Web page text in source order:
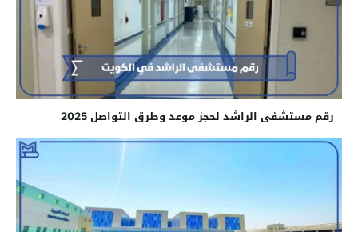
رقم مستشفى الراشد لحجز موعد وطرق التواصل 2025